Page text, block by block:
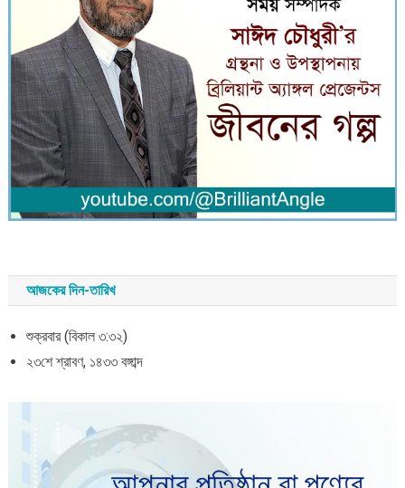
আজকের দিন-তারিখ
শুক্রবার (বিকাল ৩:৩২)
২৩শে শ্রাবণ, ১৪৩৩ বঙ্গাব্দ